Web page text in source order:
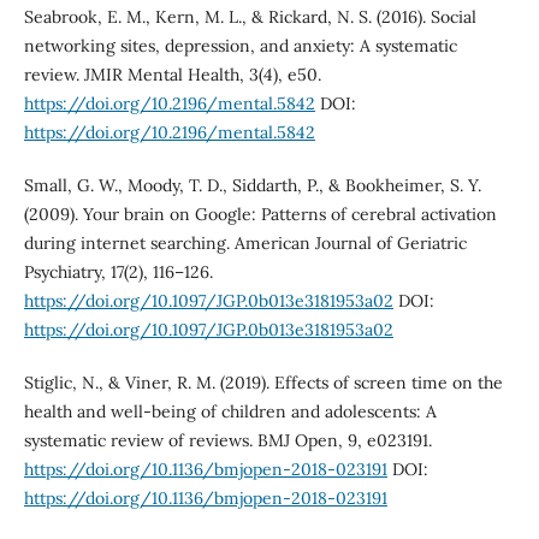
Seabrook, E. M., Kern, M. L., & Rickard, N. S. (2016). Social
networking sites, depression, and anxiety: A systematic
review. JMIR Mental Health, 3(4), e50.
https://doi.org/10.2196/mental.5842 DOI:
https://doi.org/10.2196/mental.5842
Small, G. W., Moody, T. D., Siddarth, P., & Bookheimer, S. Y.
(2009). Your brain on Google: Patterns of cerebral activation
during internet searching. American Journal of Geriatric
Psychiatry, 17(2), 116–126.
https://doi.org/10.1097/JGP.0b013e3181953a02 DOI:
https://doi.org/10.1097/JGP.0b013e3181953a02
Stiglic, N., & Viner, R. M. (2019). Effects of screen time on the
health and well-being of children and adolescents: A
systematic review of reviews. BMJ Open, 9, e023191.
https://doi.org/10.1136/bmjopen-2018-023191DOI:
https://doi.org/10.1136/bmjopen-2018-023191